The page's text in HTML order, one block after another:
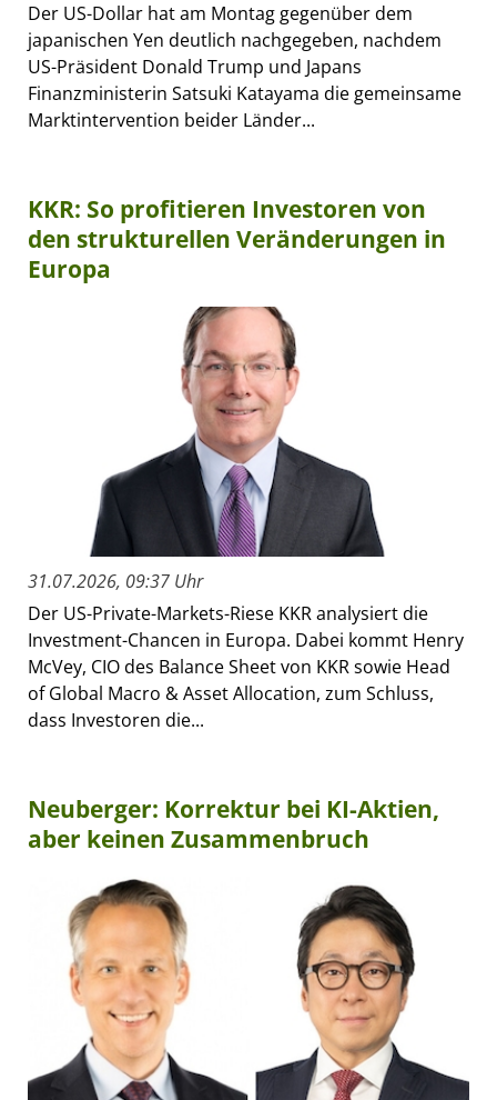
Der US-Dollar hat am Montag gegenüber dem
japanischen Yen deutlich nachgegeben, nachdem
US-Präsident Donald Trump und Japans
Finanzministerin Satsuki Katayama die gemeinsame
Marktintervention beider Länder...
KKR: So profitieren Investoren von
den strukturellen Veränderungen in
Europa
31.07.2026, 09:37 Uhr
Der US-Private-Markets-Riese KKR analysiert die
Investment-Chancen in Europa. Dabei kommt Henry
McVey, CIO des Balance Sheet von KKR sowie Head
of Global Macro & Asset Allocation, zum Schluss,
dass Investoren die...
Neuberger: Korrektur bei KI-Aktien,
aber keinen Zusammenbruch